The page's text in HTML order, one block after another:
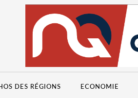
DES RÉGIONS ECONOMIE